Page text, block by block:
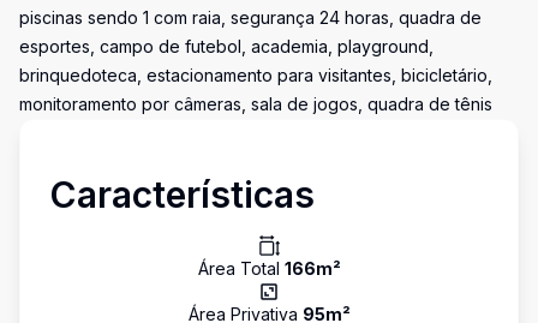
piscinas sendo 1 com raia, segurança 24 horas, quadra de
esportes, campo de futebol, academia, playground,
brinquedoteca, estacionamento para visitantes, bicicletário,
monitoramento por câmeras, sala de jogos, quadra de tênis
Características
Área Total 166m²
Área Privativa 95m²